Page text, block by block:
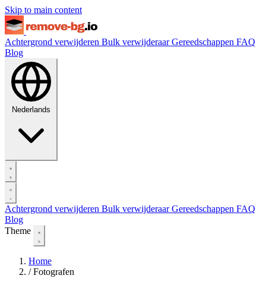
Skip to main content
Achtergrond verwijderen Bulk verwijderaarGereedschappen FAQ
Blog
Nederlands
Achtergrond verwijderen Bulk verwijderaarGereedschappen FAQ
Blog
Theme
Home
/ Fotografen